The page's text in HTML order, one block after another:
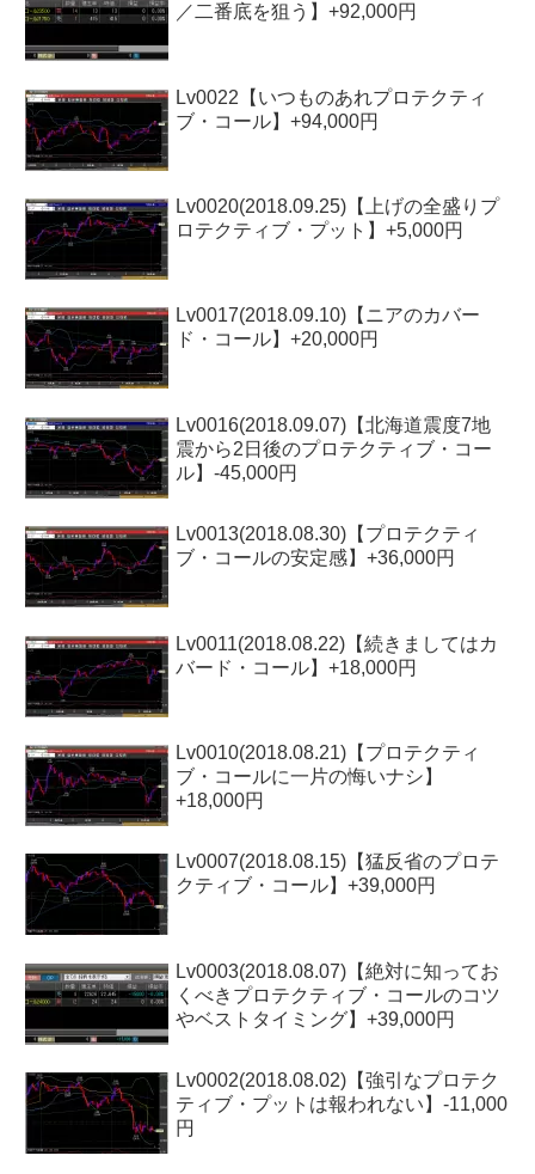
／二番底を狙う】+92,000円
Lv0022【いつものあれプロテクティ
ブ・コール】+94,000円
Lv0020(2018.09.25)【上げの全盛りプ
ロテクティブ・プット】+5,000円
Lv0017(2018.09.10)【ニアのカバー
ド・コール】+20,000円
Lv0016(2018.09.07)【北海道震度7地
震から2日後のプロテクティブ・コー
ル】-45,000円
Lv0013(2018.08.30)【プロテクティ
ブ・コールの安定感】+36,000円
Lv0011(2018.08.22)【続きましてはカ
バード・コール】+18,000円
Lv0010(2018.08.21)【プロテクティ
ブ・コールに一片の悔いナシ】
+18,000円
Lv0007(2018.08.15)【猛反省のプロテ
クティブ・コール】+39,000円
Lv0003(2018.08.07)【絶対に知ってお
くべきプロテクティブ・コールのコツ
やベストタイミング】+39,000円
Lv0002(2018.08.02)【強引なプロテク
ティブ・プットは報われない】-11,000
円